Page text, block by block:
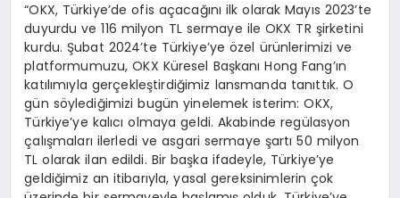
“OKX, Türkiye’de ofis açacağını ilk olarak Mayıs 2023’te
duyurdu ve 116 milyon TL sermaye ile OKX TR şirketini
kurdu. Şubat 2024’te Türkiye’ye özel ürünlerimizi ve
platformumuzu, OKX Küresel Başkanı Hong Fang’ın
katılımıyla gerçekleştirdiğimiz lansmanda tanıttık. O
gün söylediğimizi bugün yinelemek isterim: OKX,
Türkiye’ye kalıcı olmaya geldi. Akabinde regülasyon
çalışmaları ilerledi ve asgari sermaye şartı 50 milyon
TL olarak ilan edildi. Bir başka ifadeyle, Türkiye’ye
geldiğimiz an itibarıyla, yasal gereksinimlerin çok